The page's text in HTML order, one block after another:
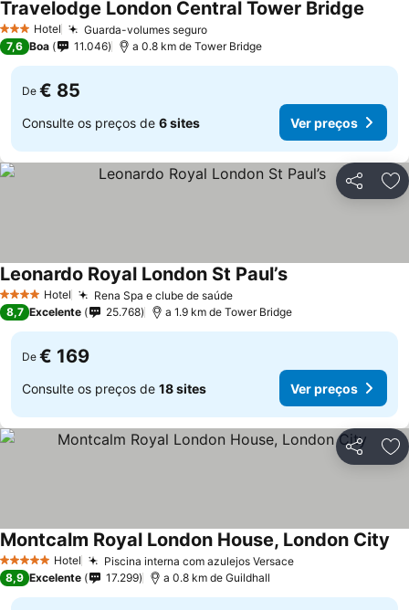
3 EstrelasHotel Guarda-volumes seguroVer preços
Travelodge London Central Tower Bridge
7,6 Boa 11.046 a 0.8 km de Tower Bridge
De € 85
Consulte os preços de 6 sites Ver preços
Partilhar
4 EstrelasHotel Rena Spa e clube de saúdeVer preços
Leonardo Royal London St Paul’sVer preços
8,7 Excelente 25.768 a 1.9 km de Tower Bridge
De € 169
Consulte os preços de 18 sites Ver preços
Partilhar
5 Estrelas Hotel Piscina interna com azulejos VersaceVer preços
Montcalm Royal London House, London City
8,9 Excelente 17.299 a 0.8 km de Guildhall